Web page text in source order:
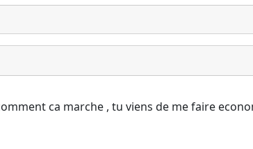
ca marche , tu viens de me faire